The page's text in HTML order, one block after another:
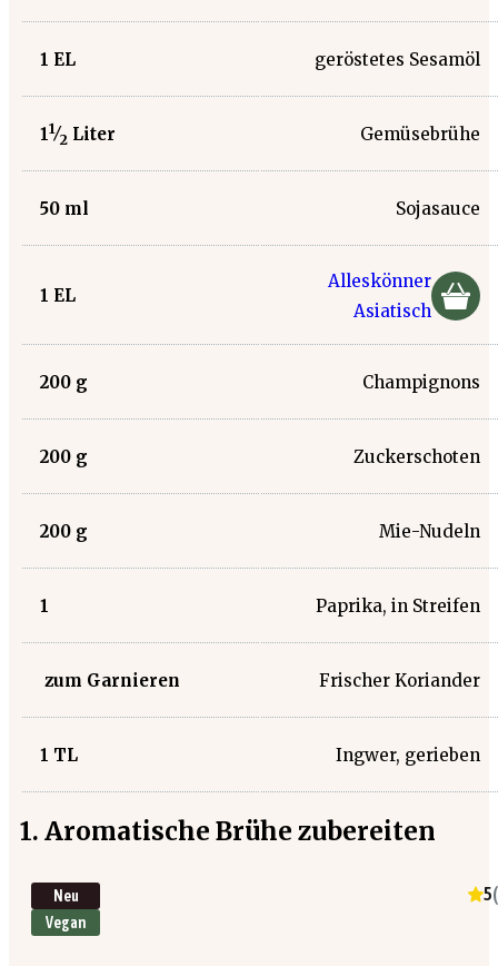
1 EL geröstetes Sesamöl
11⁄2 Liter Gemüsebrühe
50 ml Sojasauce
1 EL
Alleskönner
Asiatisch
200 g Champignons
200 g Zuckerschoten
200 g Mie-Nudeln
1 Paprika, in Streifen
zum Garnieren Frischer Koriander
1 TL Ingwer, gerieben
1. Aromatische Brühe zubereiten
Neu
Vegan
5(